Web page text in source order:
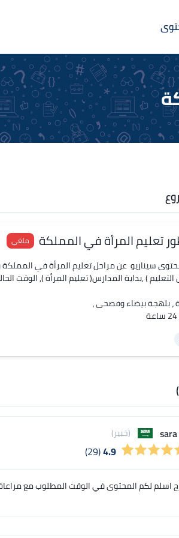
تعليم المرأة في المملكة ملغي
(خبير)
4.9
(29)
اسلم لكم المحتوى في الوقت المطلوب مع